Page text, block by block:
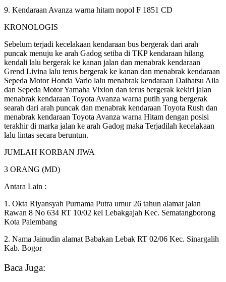
9. Kendaraan Avanza warna hitam nopol F 1851 CD
​KRONOLOGIS​
Sebelum terjadi kecelakaan kendaraan bus bergerak dari arah
puncak menuju ke arah Gadog setiba di TKP kendaraan hilang
kendali lalu bergerak ke kanan jalan dan menabrak kendaraan
Grend Livina lalu terus bergerak ke kanan dan menabrak kendaraan
Sepeda Motor Honda Vario lalu menabrak kendaraan Daihatsu Aila
dan Sepeda Motor Yamaha Vixion dan terus bergerak kekiri jalan
menabrak kendaraan Toyota Avanza warna putih yang bergerak
searah dari arah puncak dan menabrak kendaraan Toyota Rush dan
menabrak kendaraan Toyota Avanza warna Hitam dengan posisi
terakhir di marka jalan ke arah Gadog maka Terjadilah kecelakaan
lalu lintas secara beruntun.
​JUMLAH KORBAN JIWA​
3 ORANG (MD)
Antara Lain :
1. Okta Riyansyah Purnama Putra umur 26 tahun alamat jalan
Rawan 8 No 634 RT 10/02 kel Lebakgajah Kec. Sematangborong
Kota Palembang
2. Nama Jainudin alamat Babakan Lebak RT 02/06 Kec. Sinargalih
Kab. Bogor
Baca Juga: